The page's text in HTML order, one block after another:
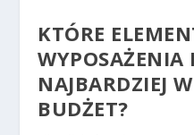
KTÓRE
NAJBARDZIEJ
BUDŻET?